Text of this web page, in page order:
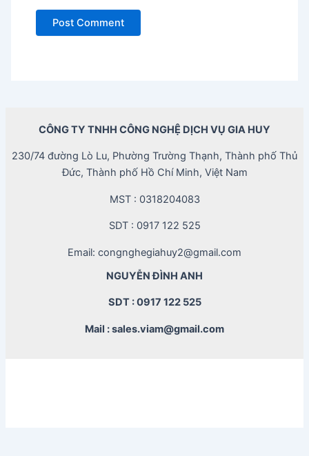
CÔNG TY TNHH CÔNG NGHỆ DỊCH VỤ GIA HUY
230/74 đường Lò Lu, Phường Trường Thạnh, Thành phố Thủ
Đức, Thành phố Hồ Chí Minh, Việt Nam
MST : 0318204083
SDT : 0917 122 525
Email: congnghegiahuy2@gmail.com
NGUYỄN ĐÌNH ANH
SDT : 0917 122 525
Mail : sales.viam@gmail.com